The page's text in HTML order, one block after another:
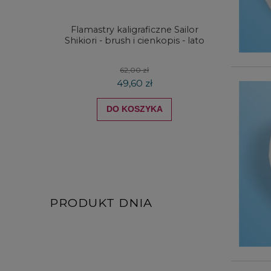
Flamastry kaligraficzne Sailor
Shikiori - brush i cienkopis - lato
62,00 zł
49,60 zł
DO KOSZYKA
PRODUKT DNIA